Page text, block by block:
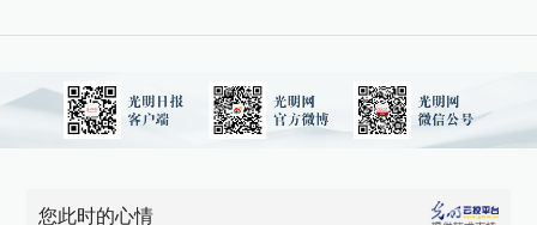
您此时的心情